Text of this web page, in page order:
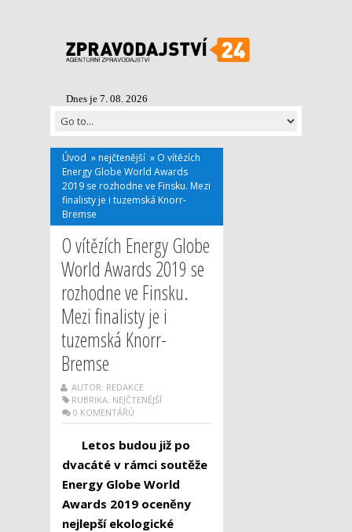
Dnes je 7. 08. 2026
Úvod » nejčtenější » O vítězích
Energy Globe World Awards
2019 se rozhodne ve Finsku. Mezi
finalisty je i tuzemská Knorr-
Bremse
O vítězích Energy Globe
World Awards 2019 se
rozhodne ve Finsku.
Mezi finalisty je i
tuzemská Knorr-
Bremse
AUTOR: REDAKCE
RUBRIKA: NEJČTENĚJŠÍ
0 KOMENTÁŘŮ
Letos budou již po
dvacáté v rámci soutěže
Energy Globe World
Awards 2019 oceněny
nejlepší ekologické